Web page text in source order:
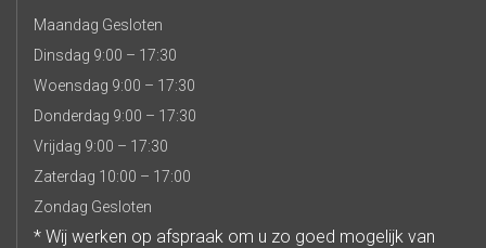
Maandag Gesloten
Dinsdag 9:00 – 17:30
Woensdag 9:00 – 17:30
Donderdag 9:00 – 17:30
Vrijdag 9:00 – 17:30
Zaterdag 10:00 – 17:00
Zondag Gesloten
* Wij werken op afspraak om u zo goed mogelijk van